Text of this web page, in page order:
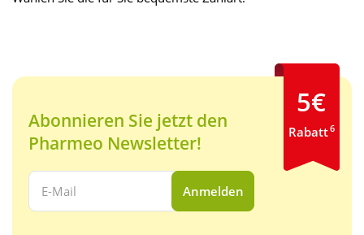
Abonnieren Sie jetzt den
Pharmeo Newsletter!
Ihre E-Mail Adresse:
Anmelden
5€
Rabatt6